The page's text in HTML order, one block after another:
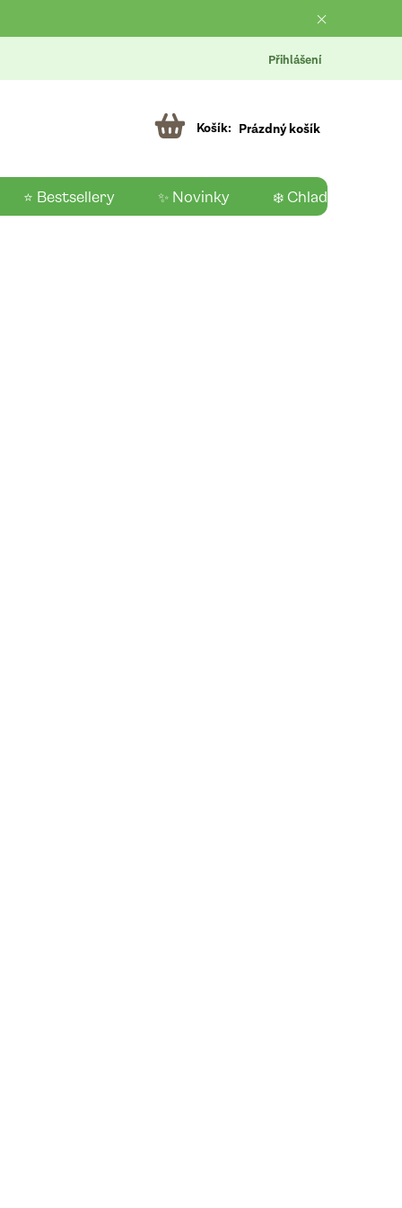
Přihlášení
Prázdný košík
⭐ Bestsellery ✨ Novinky ❄️ Chladící